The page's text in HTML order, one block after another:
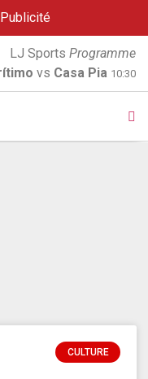
Publicité
LJ Sports Programme
vs Casa Pia 10:30
CULTURE